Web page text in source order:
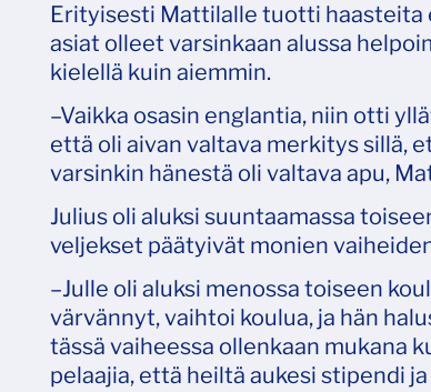
Erityisesti Mattilalle tuotti haasteita
asiat olleet varsinkaan alussa
kielellä kuin aiemmin.
–Vaikka osasin englantia, niin otti
että oli aivan valtava merkitys sillä,
varsinkin hänestä oli valtava apu,
Julius oli aluksi suuntaamassa
veljekset päätyivät monien
–Julle oli aluksi menossa toiseen
värvännyt, vaihtoi koulua, ja hän
tässä vaiheessa ollenkaan mukana
pelaajia, että heiltä aukesi stipendi